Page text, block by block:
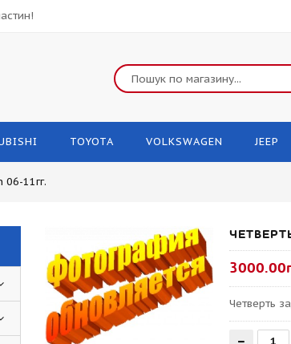
TOYOTA VOLKSWAGEN JEEP
06-11гг.
Четверть